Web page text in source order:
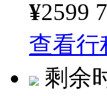
¥2599
查看行
剩余